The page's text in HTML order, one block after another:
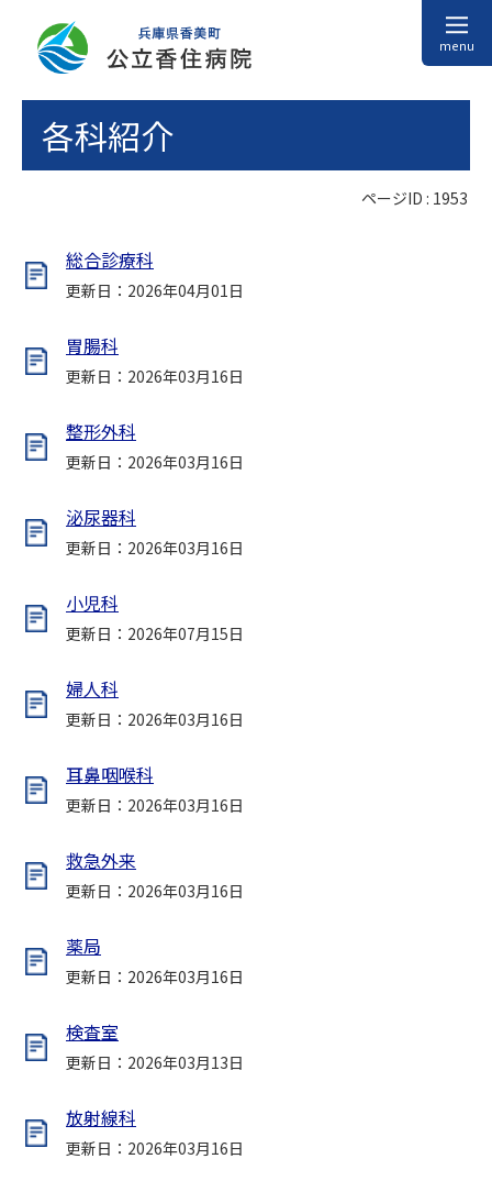
menu
各科紹介
ページID : 1953
総合診療科
更新日：2026年04月01日
胃腸科
更新日：2026年03月16日
整形外科
更新日：2026年03月16日
泌尿器科
更新日：2026年03月16日
小児科
更新日：2026年07月15日
婦人科
更新日：2026年03月16日
耳鼻咽喉科
更新日：2026年03月16日
救急外来
更新日：2026年03月16日
薬局
更新日：2026年03月16日
検査室
更新日：2026年03月13日
放射線科
更新日：2026年03月16日